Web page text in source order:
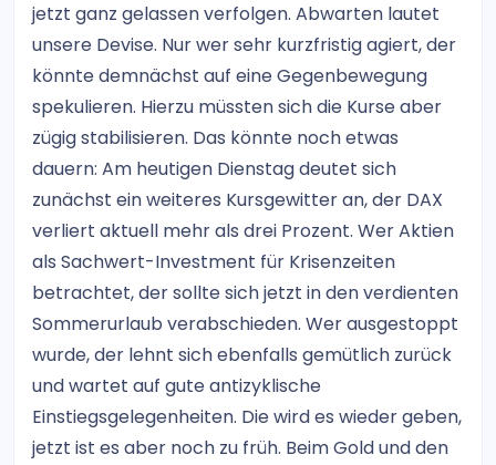
jetzt ganz gelassen verfolgen. Abwarten lautet
unsere Devise. Nur wer sehr kurzfristig agiert, der
könnte demnächst auf eine Gegenbewegung
spekulieren. Hierzu müssten sich die Kurse aber
zügig stabilisieren. Das könnte noch etwas
dauern: Am heutigen Dienstag deutet sich
zunächst ein weiteres Kursgewitter an, der DAX
verliert aktuell mehr als drei Prozent. Wer Aktien
als Sachwert-Investment für Krisenzeiten
betrachtet, der sollte sich jetzt in den verdienten
Sommerurlaub verabschieden. Wer ausgestoppt
wurde, der lehnt sich ebenfalls gemütlich zurück
und wartet auf gute antizyklische
Einstiegsgelegenheiten. Die wird es wieder geben,
jetzt ist es aber noch zu früh. Beim Gold und den